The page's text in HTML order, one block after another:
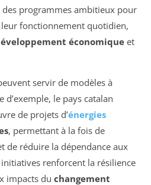
programmes ambitieux pour
fonctionnement quotidien,
économiqueet
servir de modèles à
d’exemple, le pays catalan
de projets d’énergies
, permettant à la fois de
de réduire la dépendance aux
renforcent la résilience
impacts du changement